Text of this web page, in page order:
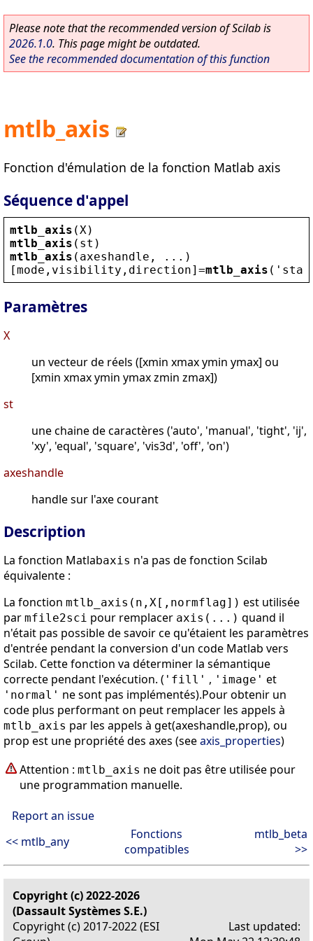
Please note that the recommended version of Scilab is
2026.1.0. This page might be outdated.
See the recommended documentation of this function
mtlb_axis
Fonction d'émulation de la fonction Matlab axis
Séquence d'appel
mtlb_axis ( X )
mtlb_axis ( st )
mtlb_axis ( axeshandle , ...)
[mode , visibility , direction]=mtlb_axis ( '
Paramètres
X
un vecteur de réels ([xmin xmax ymin ymax] ou
[xmin xmax ymin ymax zmin zmax])
st
une chaine de caractères ('auto', 'manual', 'tight', 'ij',
'xy', 'equal', 'square', 'vis3d', 'off', 'on')
axeshandle
handle sur l'axe courant
Description
La fonction Matlabaxis n'a pas de fonction Scilab
équivalente :
La fonction mtlb_axis(n,X[,normflag]) est utilisée
par mfile2sci pour remplacer axis(...) quand il
n'était pas possible de savoir ce qu'étaient les paramètres
d'entrée pendant la conversion d'un code Matlab vers
Scilab. Cette fonction va déterminer la sémantique
correcte pendant l'exécution. ( 'fill' , 'image' et
'normal' ne sont pas implémentés).Pour obtenir un
code plus performant on peut remplacer les appels à
mtlb_axis par les appels à get(axeshandle,prop), ou
prop est une propriété des axes (seeaxis_properties)
Attention : mtlb_axis ne doit pas être utilisée pour
une programmation manuelle.
Report an issue
<< mtlb_any
Fonctions
compatibles
mtlb_beta
>>
Copyright (c) 2022-2026
(Dassault Systèmes S.E.)
Copyright (c) 2017-2022 (ESI
Last updated: